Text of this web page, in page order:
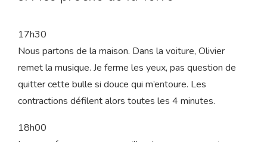
hypnotisée par ses mots d’encouragement. Je suis
maternité, il est 17h30.
3. Plus proche de la Terre
Nous partons de la maison. Dans la voiture, Olivier